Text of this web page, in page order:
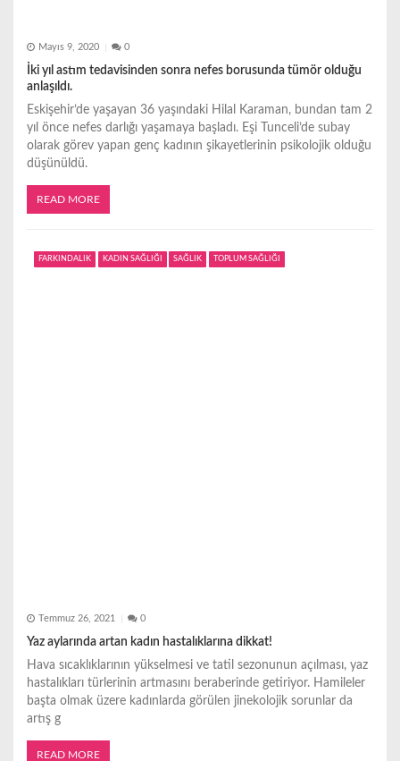
Mayıs 9, 2020 0
İki yıl astım tedavisinden sonra nefes borusunda tümör olduğu
anlaşıldı.
Eskişehir’de yaşayan 36 yaşındaki Hilal Karaman, bundan tam 2
yıl önce nefes darlığı yaşamaya başladı. Eşi Tunceli’de subay
olarak görev yapan genç kadının şikayetlerinin psikolojik olduğu
düşünüldü.
READ MORE
FARKINDALIK KADIN SAĞLIĞI SAĞLIK TOPLUM SAĞLIĞI
Temmuz 26, 2021 0
Yaz aylarında artan kadın hastalıklarına dikkat!
Hava sıcaklıklarının yükselmesi ve tatil sezonunun açılması, yaz
hastalıkları türlerinin artmasını beraberinde getiriyor. Hamileler
başta olmak üzere kadınlarda görülen jinekolojik sorunlar da
artış g
READ MORE